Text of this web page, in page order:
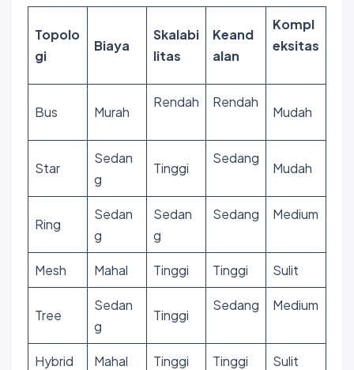
Topolo
gi
Biaya
Skalabi
litas
Keand
alan
Kompl
eksitas
Bus Murah
Rendah Rendah
Mudah
Star
Sedan
g
Tinggi
Sedang
Mudah
Ring
Sedan
g
Sedan
g
Sedang Medium
Mesh Mahal Tinggi Tinggi Sulit
Tree
Sedan
g
Tinggi
Sedang Medium
Hybrid Mahal Tinggi Tinggi Sulit